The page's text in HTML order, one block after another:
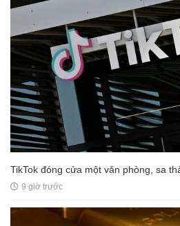
TikTok đóng cửa một văn phòng, sa
9 giờ trước